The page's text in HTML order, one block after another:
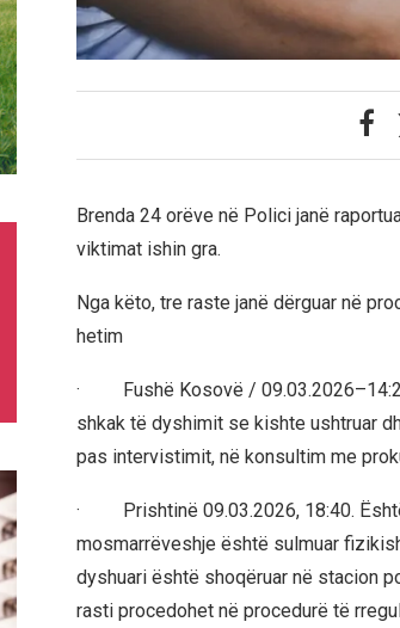
Brenda 24 orëve në Polici janë
viktimat ishin gra.
Nga këto, tre raste janë dërguar në
hetim
· Fushë Kosovë /
shkak të dyshimit se kishte ushtruar
pas intervistimit, në konsultim me
· Prishtinë 09.03.2026, 18:40.
mosmarrëveshje është sulmuar
dyshuari është shoqëruar në stacion
rasti procedohet në procedurë të